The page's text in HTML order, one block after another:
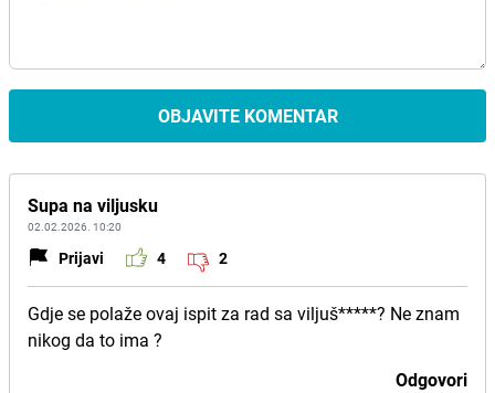
OBJAVITE KOMENTAR
Supa na viljusku
02.02.2026. 10:20
Prijavi 4 2
Gdje se polaže ovaj ispit za rad sa viljuš*****? Ne znam
nikog da to ima ?
Odgovori